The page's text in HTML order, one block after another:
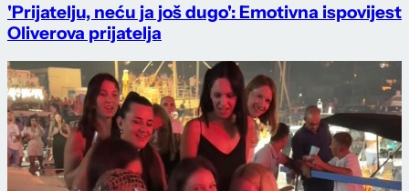
'Prijatelju, neću ja još dugo': Emotivna ispovijest
Oliverova prijatelja